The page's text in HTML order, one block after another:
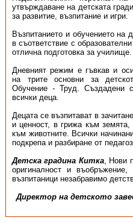
утвърждаване на детската
за развитие, възпитание и игри.
Възпитанието и обучението на
в съответствие с
отлична подготовка за училище.
Дневният режим е гъвкав и
на трите основни за
Обучение - Труд. Създадени
всички деца.
Децата се възпитават в
и ценност, в грижа към
към животните. Всички
подкрепа и разбиране от
Детска градина Китка, Нови
оригиналност и
възпитаници незабравимо
Директор на детското